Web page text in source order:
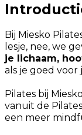
Bij Miesko
lesje, nee, we
je lichaam,
als je goed
Pilates bij
vanuit de
een meer